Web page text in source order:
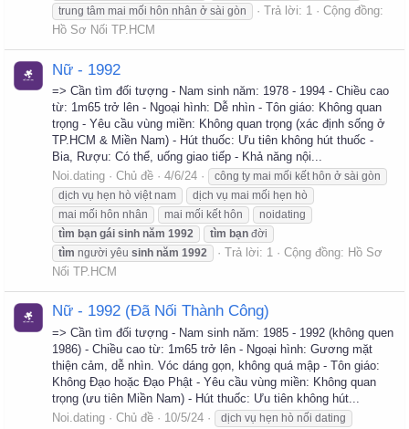
trung tâm mai mối hôn nhân ở sài gòn
Trả lời: 1
Cộng đồng:
Hồ Sơ Nối TP.HCM
Nữ - 1992
=> Cần tìm đối tượng - Nam sinh năm: 1978 - 1994 - Chiều cao
từ: 1m65 trở lên - Ngoại hình: Dễ nhìn - Tôn giáo: Không quan
trọng - Yêu cầu vùng miền: Không quan trọng (xác định sống ở
TP.HCM & Miền Nam) - Hút thuốc: Ưu tiên không hút thuốc -
Bia, Rượu: Có thể, uống giao tiếp - Khả năng nội...
Noi.dating
Chủ đề 4/6/24
công ty mai mối kết hôn ở sài gòn
dịch vụ hẹn hò việt nam
dịch vụ mai mối hẹn hò
mai mối hôn nhân
mai mối kết hôn
noidating
tìm bạn gái sinh năm 1992 tìm bạn đời
tìm người yêu sinh năm 1992 Trả lời: 1 Cộng đồng: Hồ Sơ
Nối TP.HCM
Nữ - 1992 (Đã Nối Thành Công)
=> Cần tìm đối tượng - Nam sinh năm: 1985 - 1992 (không quen
1986) - Chiều cao từ: 1m65 trở lên - Ngoại hình: Gương mặt
thiện cảm, dễ nhìn. Vóc dáng gọn, không quá mập - Tôn giáo:
Không Đạo hoặc Đạo Phật - Yêu cầu vùng miền: Không quan
trọng (ưu tiên Miền Nam) - Hút thuốc: Ưu tiên không hút...
Noi.dating
Chủ đề 10/5/24
dịch vụ hẹn hò nối dating